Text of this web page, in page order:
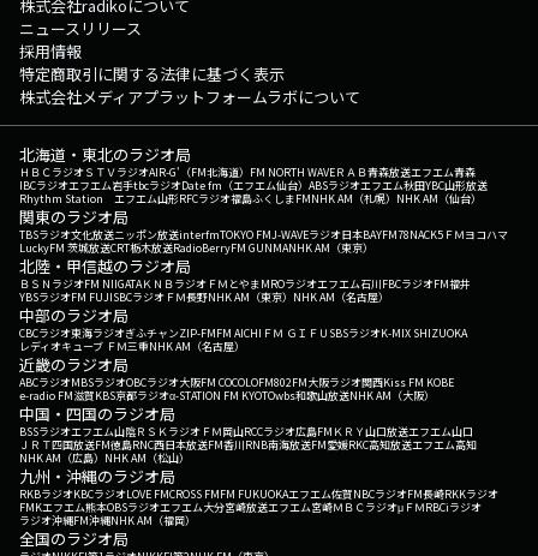
株式会社radikoについて
ニュースリリース
採用情報
特定商取引に関する法律に基づく表示
株式会社メディアプラットフォームラボについて
北海道・東北のラジオ局
ＨＢＣラジオＳＴＶラジオAIR-G'（FM北海道） FM NORTH WAVEＲＡＢ青森放送エフエム青森
IBCラジオエフエム岩手tbcラジオDate fm（エフエム仙台） ABSラジオエフエム秋田YBC山形放送
Rhythm Station エフエム山形RFCラジオ福島ふくしまFMNHK AM（札幌） NHK AM（仙台）
関東のラジオ局
TBSラジオ文化放送ニッポン放送interfmTOKYO FMJ-WAVEラジオ日本BAYFM78NACK5 ＦＭヨコハマ
LuckyFM 茨城放送CRT栃木放送RadioBerryFM GUNMANHK AM（東京）
北陸・甲信越のラジオ局
ＢＳＮラジオFM NIIGATAＫＮＢラジオ ＦＭとやまMROラジオエフエム石川FBCラジオFM福井
YBSラジオFM FUJISBCラジオ ＦＭ長野NHK AM（東京） NHK AM（名古屋）
中部のラジオ局
CBCラジオ東海ラジオぎふチャンZIP-FMFM AICHI ＦＭ ＧＩＦＵ SBSラジオK-MIX SHIZUOKA
レディオキューブ ＦＭ三重NHK AM（名古屋）
近畿のラジオ局
ABCラジオMBSラジオOBCラジオ大阪FM COCOLOFM802FM大阪ラジオ関西Kiss FM KOBE
e-radio FM滋賀KBS京都ラジオα-STATION FM KYOTOwbs和歌山放送NHK AM（大阪）
中国・四国のラジオ局
BSSラジオエフエム山陰ＲＳＫラジオ ＦＭ岡山RCCラジオ広島FM ＫＲＹ山口放送エフエム山口
ＪＲＴ四国放送FM徳島RNC西日本放送FM香川RNB南海放送FM愛媛RKC高知放送エフエム高知
NHK AM（広島） NHK AM（松山）
九州・沖縄のラジオ局
RKBラジオKBCラジオLOVE FMCROSS FMFM FUKUOKAエフエム佐賀NBCラジオFM長崎RKKラジオ
FMKエフエム熊本OBSラジオエフエム大分宮崎放送エフエム宮崎ＭＢＣラジオμＦＭRBCiラジオ
ラジオ沖縄FM沖縄NHK AM（福岡）
全国のラジオ局